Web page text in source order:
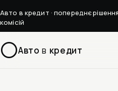
Авто в кредит · попереднє
комісій
Авто в кредит